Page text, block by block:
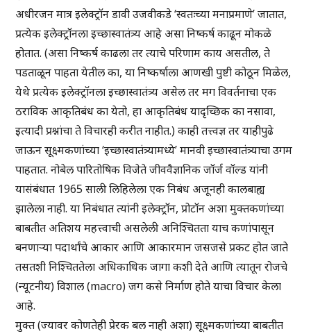
अधीरजन मात्र इलेक्ट्रॉन डावी उजवीकडे ‘स्वतःच्या मनाप्रमाणे’ जातात,
प्रत्येक इलेक्ट्रॉनला इच्छास्वातंत्र्य आहे असा निष्कर्ष काढून मोकळे
होतात. (असा निष्कर्ष काढला तर त्याचे परिणाम काय असतील, ते
पडताळून पाहता येतील का, या निष्कर्षाला आणखी पुष्टी कोठून मिळेल,
येथे प्रत्येक इलेक्ट्रॉनला इच्छास्वातंत्र्य असेल तर मग विवर्तनाचा एक
ठराविक आकृतिबंध का येतो, हा आकृतिबंध यादृच्छिक का नसावा,
इत्यादी प्रश्नांचा ते विचारही करीत नाहीत.) काही तत्त्वज्ञ तर याहीपुढे
जाऊन सूक्ष्मकणांच्या ‘इच्छास्वातंत्र्यामध्ये’ मानवी इच्छास्वातंत्र्याचा उगम
पाहतात. नोबेल पारितोषिक विजेते जीववैज्ञानिक जॉर्ज वॉल्ड यांनी
यासंबंधात 1965 साली लिहिलेला एक निबंध अजूनही कालबाह्य
झालेला नाही. या निबंधात त्यांनी इलेक्ट्रॉन, प्रोटॉन अशा मुक्तकणांच्या
बाबतीत अतिशय महत्त्वाची असलेली अनिश्चितता याच कणांपासून
बनणाऱ्या पदार्थांचे आकार आणि आकारमान जसजसे प्रकट होत जाते
तसतशी निश्चिततेला अधिकाधिक जागा कशी देते आणि त्यातून रोजचे
(न्यूटनीय) विशाल (macro) जग कसे निर्माण होते याचा विचार केला
आहे.
मुक्त (ज्यावर कोणतेही प्रेरक बल नाही अशा) सूक्ष्मकणांच्या बाबतीत